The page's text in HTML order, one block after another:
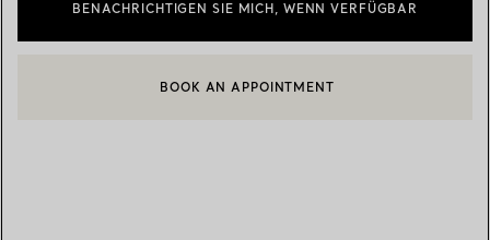
BENACHRICHTIGEN SIE MICH, WENN VERFÜGBAR
EINEN KUNDENBERATER KONTAKTIEREN ODER EINEN
BOOK AN APPOINTMENT